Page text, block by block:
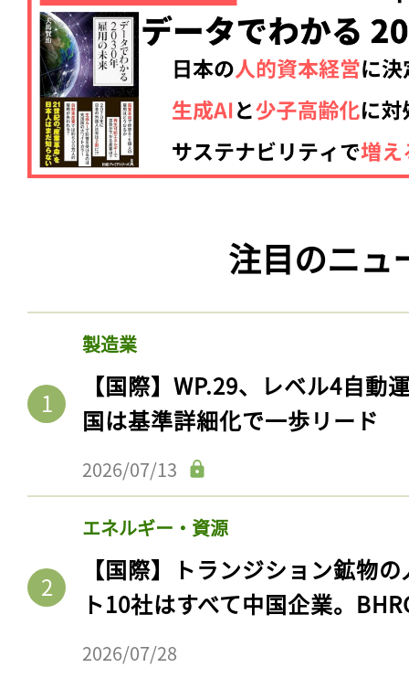
注目のニュ
製造業
【国際】WP.29、レベル4自動
国は基準詳細化で一歩リード
2026/07/13
エネルギー・資源
【国際】トランジション鉱物
ト10社はすべて中国企業。
2026/07/28